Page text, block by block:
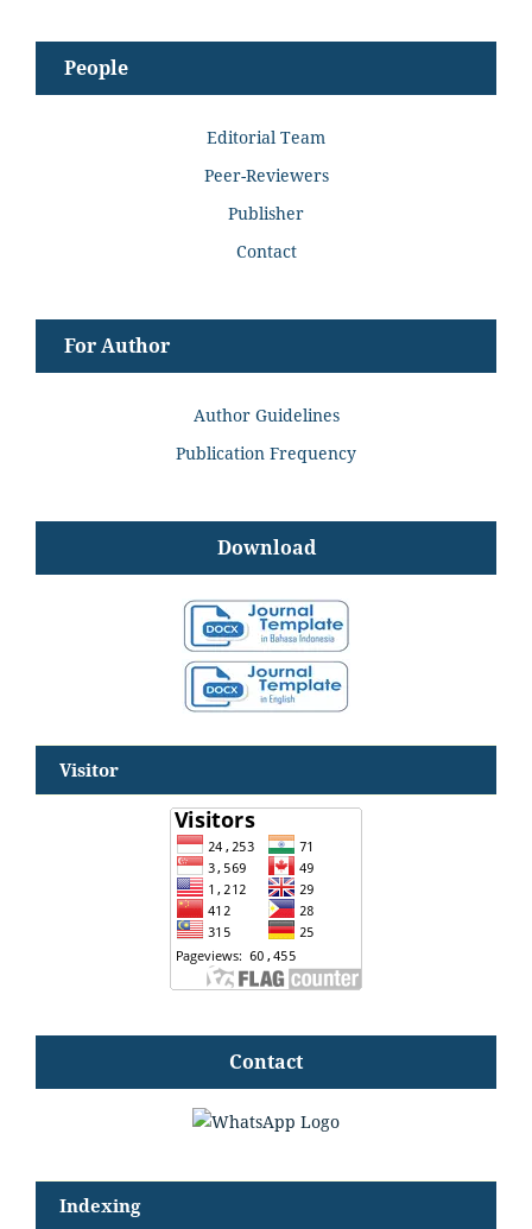
People
Editorial Team
Peer-Reviewers
Publisher
Contact
For Author
Author Guidelines
Publication Frequency
Download
Visitor
Contact
Indexing